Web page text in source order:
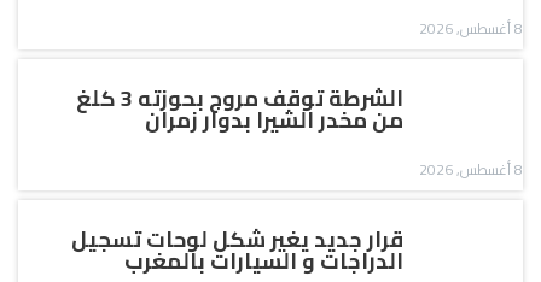
8 أغسطس, 2026
الشرطة توقف مروج بحوزته 3 كلغ
من مخدر الشيرا بدوار زمران
8 أغسطس, 2026
قرار جديد يغير شكل لوحات تسجيل
الدراجات و السيارات بالمغرب